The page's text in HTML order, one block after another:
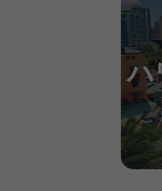
ハ